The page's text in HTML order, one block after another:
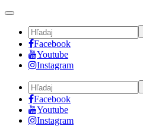
Toggle
navigation
Facebook
Youtube
Instagram
Facebook
Youtube
Instagram